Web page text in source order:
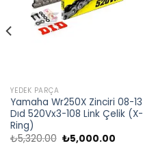
YEDEK PARÇA
Yamaha Wr250X Zinciri 08-13
Dıd 520Vx3-108 Link Çelik (X-
Ring)
₺5,320.00 Orijinal
fiyat:
₺5,000.00Şu